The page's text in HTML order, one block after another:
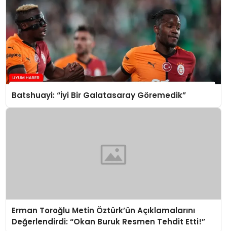
Batshuayi: “İyi Bir Galatasaray Göremedik”
Erman Toroğlu Metin Öztürk’ün Açıklamalarını
Değerlendirdi: “Okan Buruk Resmen Tehdit Etti!”